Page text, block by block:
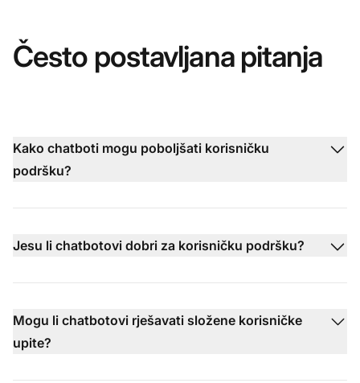
Često postavljana pitanja
Kako chatboti mogu poboljšati korisničku
podršku?
Jesu li chatbotovi dobri za korisničku podršku?
Mogu li chatbotovi rješavati složene korisničke
upite?